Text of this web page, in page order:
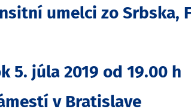
umelci zo Srbska,
5. júla 2019 od 19.00 h
v Bratislave